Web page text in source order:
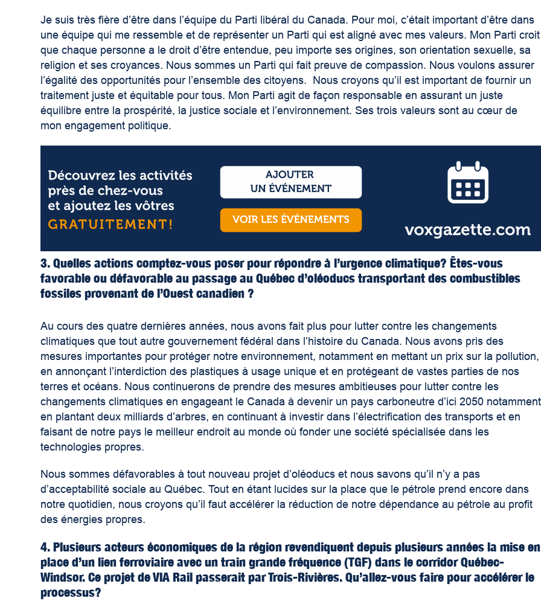
Je suis très fière d’être dans l’équipe du Parti libéral du Canada. Pour moi, c’était important d’être dans
une équipe qui me ressemble et de représenter un Parti qui est aligné avec mes valeurs. Mon Parti croit
que chaque personne a le droit d’être entendue, peu importe ses origines, son orientation sexuelle, sa
religion et ses croyances. Nous sommes un Parti qui fait preuve de compassion. Nous voulons assurer
l’égalité des opportunités pour l’ensemble des citoyens. Nous croyons qu’il est important de fournir un
traitement juste et équitable pour tous. Mon Parti agit de façon responsable en assurant un juste
équilibre entre la prospérité, la justice sociale et l’environnement. Ses trois valeurs sont au cœur de
mon engagement politique.
3. Quelles actions comptez-vous poser pour répondre à l’urgence climatique? Êtes-vous
favorable ou défavorable au passage au Québec d’oléoducs transportant des combustibles
fossiles provenant de l’Ouest canadien ?
Au cours des quatre dernières années, nous avons fait plus pour lutter contre les changements
climatiques que tout autre gouvernement fédéral dans l’histoire du Canada. Nous avons pris des
mesures importantes pour protéger notre environnement, notamment en mettant un prix sur la pollution,
en annonçant l’interdiction des plastiques à usage unique et en protégeant de vastes parties de nos
terres et océans. Nous continuerons de prendre des mesures ambitieuses pour lutter contre les
changements climatiques en engageant le Canada à devenir un pays carboneutre d’ici 2050 notamment
en plantant deux milliards d’arbres, en continuant à investir dans l’électrification des transports et en
faisant de notre pays le meilleur endroit au monde où fonder une société spécialisée dans les
technologies propres.
Nous sommes défavorables à tout nouveau projet d’oléoducs et nous savons qu’il n’y a pas
d’acceptabilité sociale au Québec. Tout en étant lucides sur la place que le pétrole prend encore dans
notre quotidien, nous croyons qu’il faut accélérer la réduction de notre dépendance au pétrole au profit
des énergies propres.
4. Plusieurs acteurs économiques de la région revendiquent depuis plusieurs années la mise en
place d’un lien ferroviaire avec un train grande fréquence (TGF) dans le corridor Québec-
Windsor. Ce projet de VIA Rail passerait par Trois-Rivières. Qu’allez-vous faire pour accélérer le
processus?